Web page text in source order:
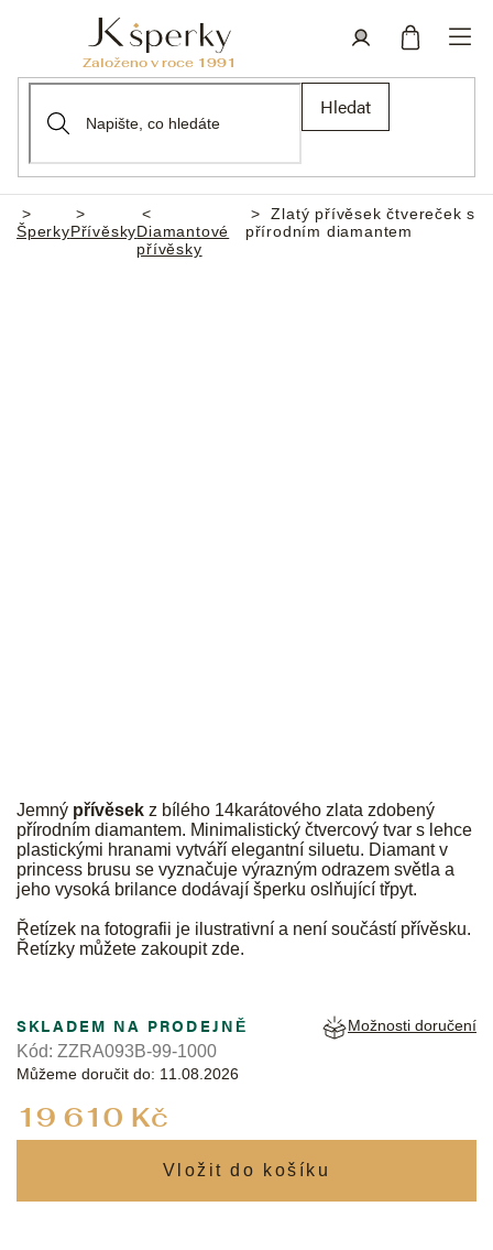
Hledat
Domů
ŠperkyPřívěskyDiamantové
přívěsky
Zlatý přívěsek čtvereček s
přírodním diamantem
Jemný přívěsek z bílého 14karátového zlata zdobený
přírodním diamantem. Minimalistický čtvercový tvar s lehce
plastickými hranami vytváří elegantní siluetu. Diamant v
princess brusu se vyznačuje výrazným odrazem světla a
jeho vysoká brilance dodávají šperku oslňující třpyt.
Řetízek na fotografii je ilustrativní a není součástí přívěsku.
Řetízky můžete zakoupitzde.
19 610 Kč
SKLADEM NA PRODEJNĚ
Můžeme doručit do: 11.08.2026
Možnosti doručení
Kód: ZZRA093B-99-1000